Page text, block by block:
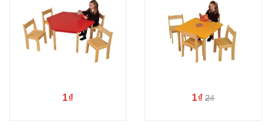
1₫ 1₫ 2₫